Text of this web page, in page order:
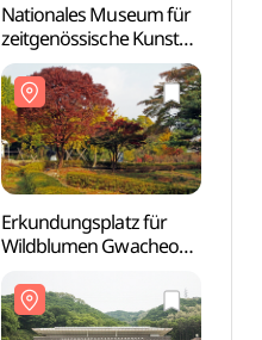
Nationales Museum für
zeitgenössische Kunst
Gwacheon
(국립현대미술관 과천)
Erkundungsplatz für
Wildblumen Gwacheon